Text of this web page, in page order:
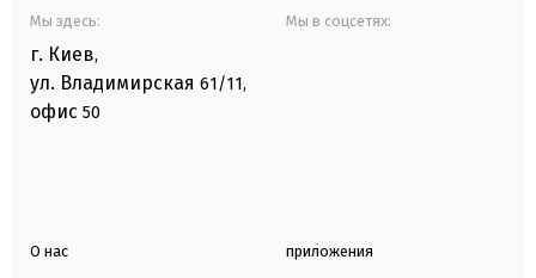
Мы здесь:
г. Киев,
ул. Владимирская 61/11,
офис 50
Мы в соцсетях:
О нас приложения